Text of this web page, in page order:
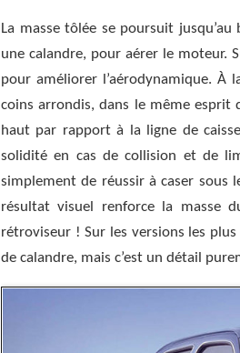
La masse tôlée se poursuit
une calandre, pour aérer le moteur.
pour améliorer l’aérodynamique. À
coins arrondis, dans le même
haut par rapport à la ligne de
solidité en cas de collision et de
simplement de réussir à caser sous
résultat visuel renforce la masse
rétroviseur ! Sur les versions les
de calandre, mais c’est un détail